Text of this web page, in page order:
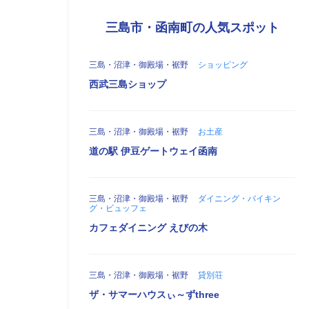
三島市・函南町の人気スポット
三島・沼津・御殿場・裾野 ショッピング
西武三島ショップ
三島・沼津・御殿場・裾野 お土産
道の駅 伊豆ゲートウェイ函南
三島・沼津・御殿場・裾野
ダイニング・バイキン
グ・ビュッフェ
カフェダイニング えびの木
三島・沼津・御殿場・裾野 貸別荘
ザ・サマーハウスぃ～ずthree